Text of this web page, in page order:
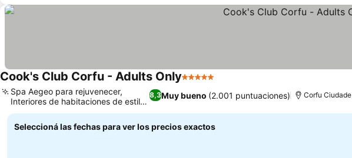
Cook's Club Corfu - Adults Only5 Estrellas
8,3Muy bueno (2.001 puntuaciones)
Spa Aegeo para rejuvenecer,
Interiores de habitaciones de estilo
boho-chic
Corfu Ciudade
Seleccioná las fechas para ver los precios exactos